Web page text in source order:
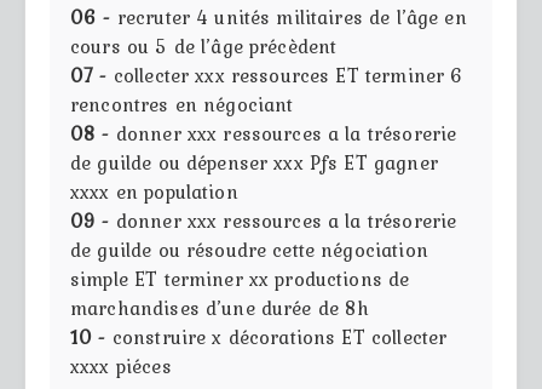
06 - recruter 4 unités militaires de l’âge en
cours ou 5 de l’âge précèdent
07 - collecter xxx ressources ET terminer 6
rencontres en négociant
08 - donner xxx ressources a la trésorerie
de guilde ou dépenser xxx Pfs ET gagner
xxxx en population
09 - donner xxx ressources a la trésorerie
de guilde ou résoudre cette négociation
simple ET terminer xx productions de
marchandises d’une durée de 8h
10 - construire x décorations ET collecter
xxxx piéces